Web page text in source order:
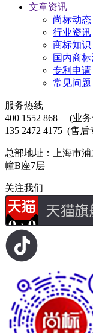
文章资讯
尚标动态
行业资讯
商标知识
国内商
专利申请
常见问题
服务热线
400 1552 868
(业务
135 2472 4175 (售后
总部地址：上海市
幢B座7层
关注我们